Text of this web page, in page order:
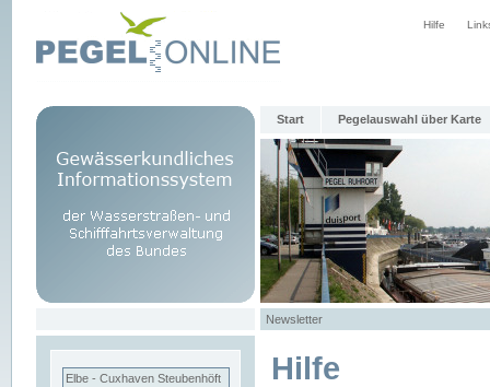
Hilfe
Start Pegelauswahl über Karte
Newsletter
Elbe - Cuxhaven Steubenhöft Hilfe